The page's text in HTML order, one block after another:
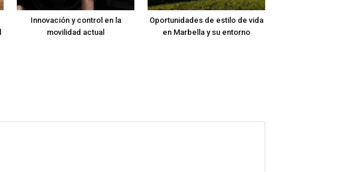
Innovación y control en la
movilidad actual
Oportunidades de estilo de vida
en Marbella y su entorno